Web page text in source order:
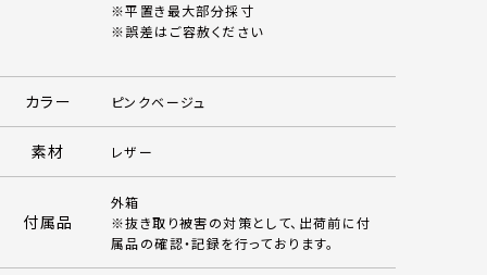
※平置き最大部分採寸
※誤差はご容赦ください
カラー ピンクベージュ
素材 レザー
付属品
外箱
※抜き取り被害の対策として、出荷前に付
属品の確認・記録を行っております。